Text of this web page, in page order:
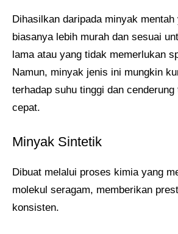
Dihasilkan daripada minyak
biasanya lebih murah dan sesuai
lama atau yang tidak memerlukan
Namun, minyak jenis ini mungkin
terhadap suhu tinggi dan
cepat.
Minyak Sintetik
Dibuat melalui proses kimia yang
molekul seragam, memberikan
konsisten.